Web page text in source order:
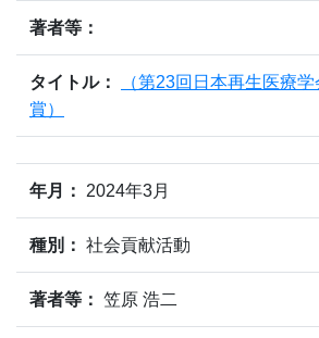
著者等：
タイトル：
（第23回日本再生医療
賞）
年月： 2024年3月
種別： 社会貢献活動
著者等： 笠原 浩二